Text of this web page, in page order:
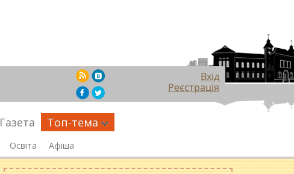
Вхід
Реєстрація
Газета Топ-тема
Освіта Афіша